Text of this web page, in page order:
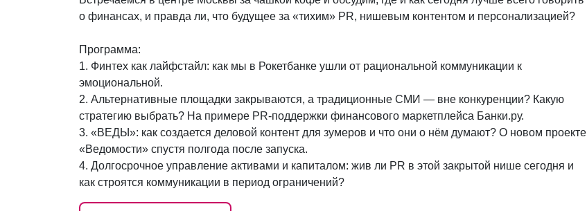
о финансах, и правда ли, что будущее за «тихим» PR, нишевым контентом и персонализацией?
Программа:
1. Финтех как лайфстайл: как мы в Рокетбанке ушли от рациональной коммуникации к
эмоциональной.
2. Альтернативные площадки закрываются, а традиционные СМИ — вне конкуренции? Какую
стратегию выбрать? На примере PR-поддержки финансового маркетплейса Банки.ру.
3. «ВЕДЫ»: как создается деловой контент для зумеров и что они о нём думают? О новом проекте
«Ведомости» спустя полгода после запуска.
4. Долгосрочное управление активами и капиталом: жив ли PR в этой закрытой нише сегодня и
как строятся коммуникации в период ограничений?